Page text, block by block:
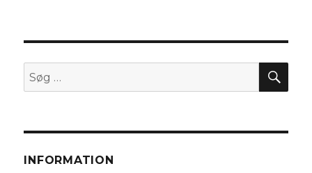
at
Søg
efter:
INFORMATION